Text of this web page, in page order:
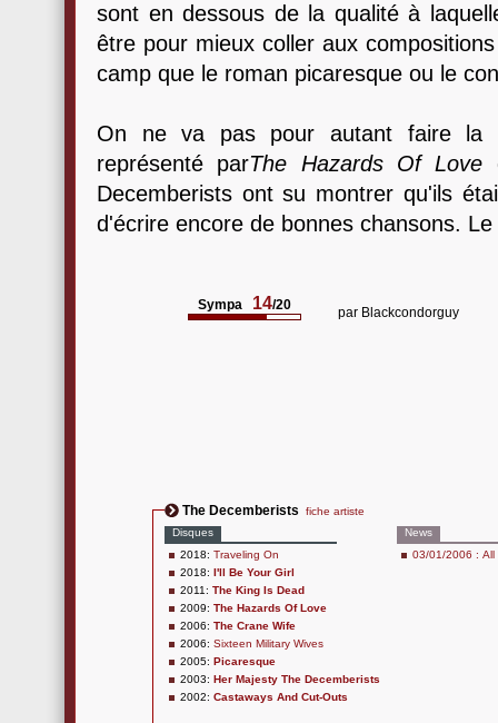
sont en dessous de la qualité à
être pour mieux coller aux
camp que le roman picaresque ou le
On ne va pas pour autant faire la
représenté parThe Hazards Of Love
Decemberists ont su montrer qu'ils
d'écrire encore de bonnes chansons.
Sympa 14/20 par Blackcondorguy
The Decemberists
fiche artiste
Disques
2018: Traveling On
2018: I'll Be Your Girl
2011: The King Is Dead
2009: The Hazards Of Love
2006: The Crane Wife
2006: Sixteen Military Wives
2005: Picaresque
2003: Her Majesty The Decemberists
2002: Castaways And Cut-Outs
News
03/01/2006 : All